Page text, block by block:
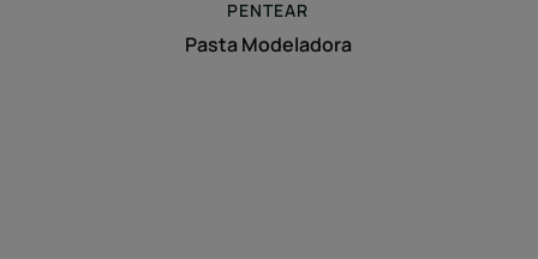
PENTEAR
Pasta Modeladora